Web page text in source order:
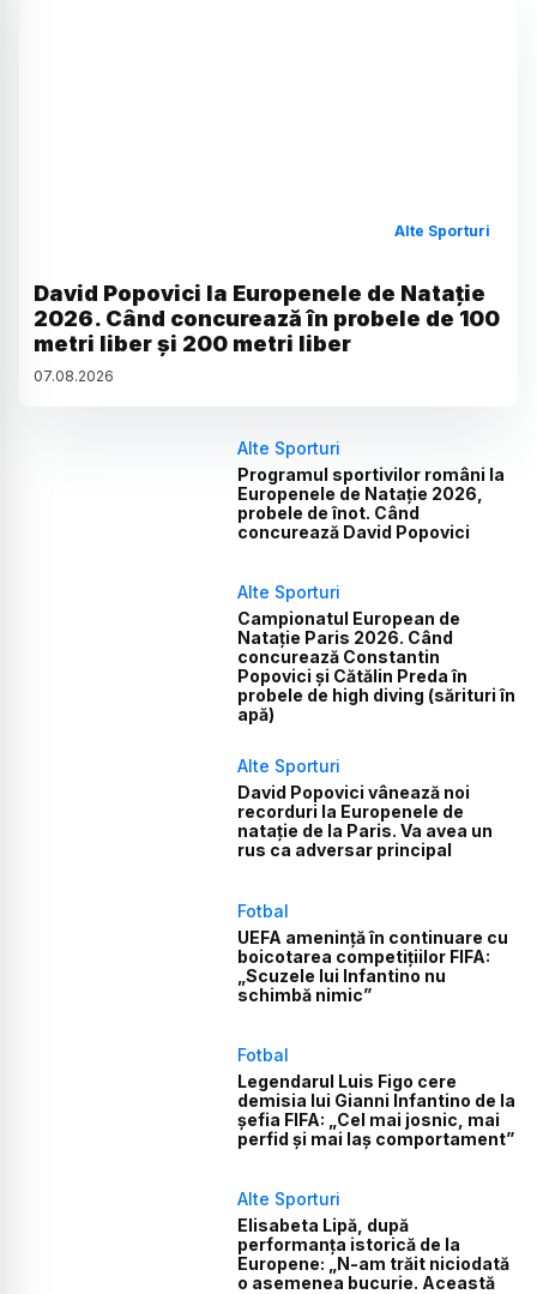
Alte Sporturi
David Popovici la Europenele de Natație
2026. Când concurează în probele de 100
metri liber și 200 metri liber
07.08.2026
Alte Sporturi
Programul sportivilor români la
Europenele de Natație 2026,
probele de înot. Când
concurează David Popovici
Alte Sporturi
Campionatul European de
Natație Paris 2026. Când
concurează Constantin
Popovici și Cătălin Preda în
probele de high diving (sărituri în
apă)
Alte Sporturi
David Popovici vânează noi
recorduri la Europenele de
natație de la Paris. Va avea un
rus ca adversar principal
Fotbal
UEFA amenință în continuare cu
boicotarea competițiilor FIFA:
„Scuzele lui Infantino nu
schimbă nimic”
Fotbal
Legendarul Luis Figo cere
demisia lui Gianni Infantino de la
șefia FIFA: „Cel mai josnic, mai
perfid și mai laș comportament”
Alte Sporturi
Elisabeta Lipă, după
performanța istorică de la
Europene: „N-am trăit niciodată
o asemenea bucurie. Această